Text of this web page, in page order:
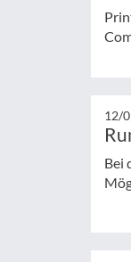
12/
Bei